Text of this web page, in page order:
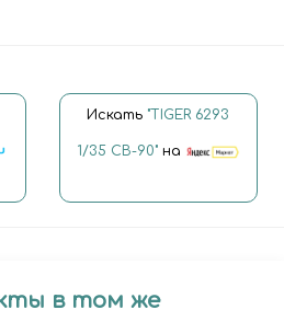
Искать "TIGER 6293
1/35 CB-90"на
в том же